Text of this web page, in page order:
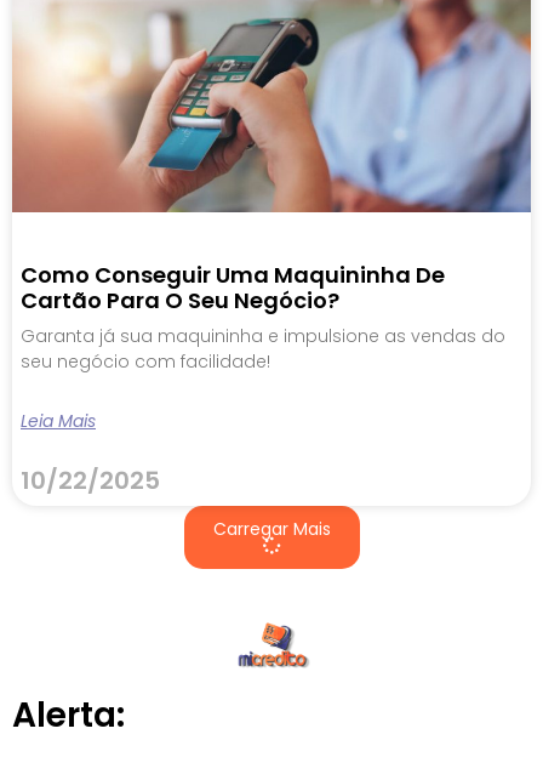
Como Conseguir Uma Maquininha De
Cartão Para O Seu Negócio?
Garanta já sua maquininha e impulsione as vendas do
seu negócio com facilidade!
Leia Mais
10/22/2025
Carregar Mais
Alerta: